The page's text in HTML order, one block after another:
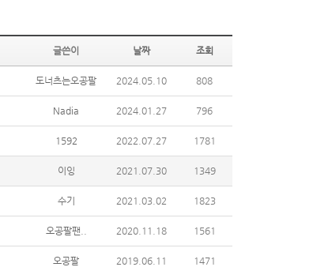
글쓴이 날짜 조회
도너츠는오공팔 2024.05.10 808
Nadia 2024.01.27 796
1592 2022.07.27 1781
이잉 2021.07.30 1349
수기 2021.03.02 1823
오공팔팬.. 2020.11.18 1561
오공팔 2019.06.11 1471